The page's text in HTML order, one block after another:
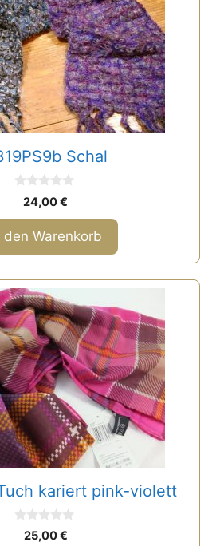
Schal
o
n
5
24,00€
den Warenkorb
kariert pink-violett
25,00€